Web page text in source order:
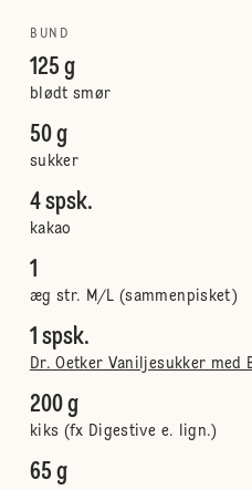
BUND
125 g
blødt smør
50 g
sukker
4 spsk.
kakao
1
æg str. M/L (sammenpisket)
1 spsk.
Dr. Oetker Vaniljesukker med
200 g
kiks (fx Digestive e. lign.)
65 g